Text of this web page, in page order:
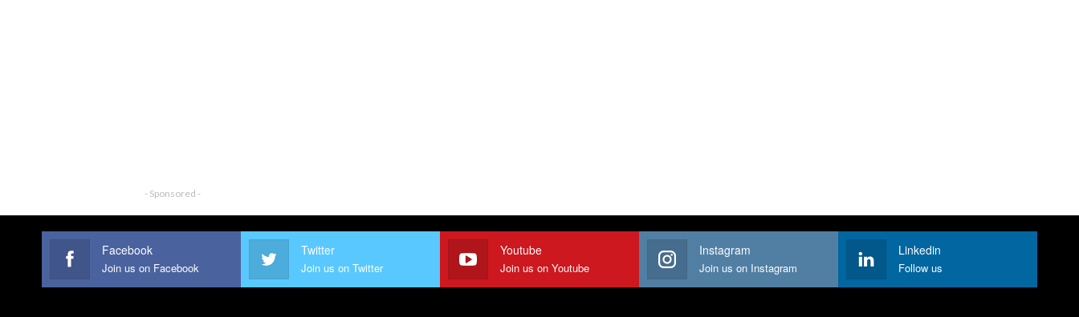
- Sponsored -
Facebook
Join us on Facebook
Twitter
Join us on Twitter
Youtube
Join us on Youtube
Instagram
Join us on Instagram
Linkedin
Follow us